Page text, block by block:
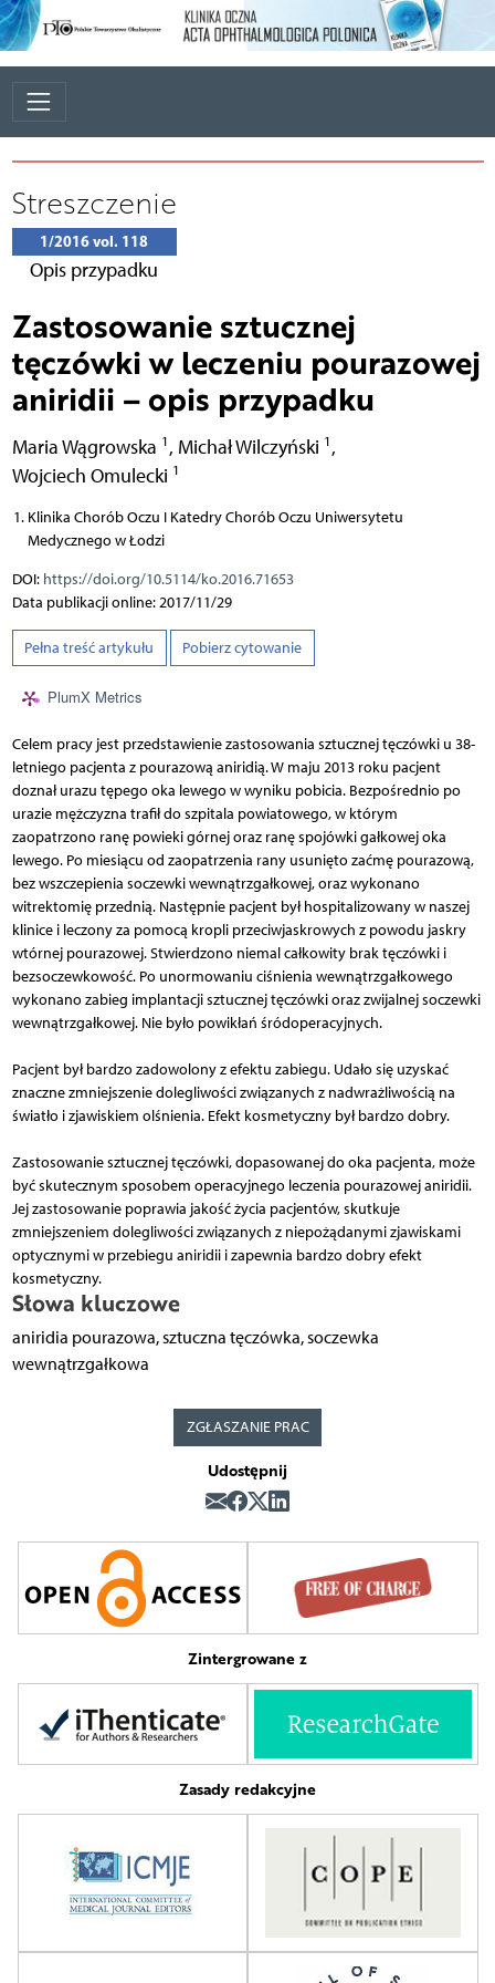
Streszczenie
1/2016 vol. 118
Opis przypadku
Zastosowanie sztucznej
tęczówki w leczeniu pourazowej
aniridii – opis przypadku
Maria Wągrowska 1 , Michał Wilczyński 1 ,
Wojciech Omulecki 1
Klinika Chorób Oczu I Katedry Chorób Oczu Uniwersytetu
Medycznego w Łodzi
DOI: https://doi.org/10.5114/ko.2016.71653
Data publikacji online: 2017/11/29
Pełna treść artykułu Pobierz cytowanie
PlumX Metrics
Celem pracy jest przedstawienie zastosowania sztucznej tęczówki u 38-
letniego pacjenta z pourazową aniridią. W maju 2013 roku pacjent
doznał urazu tępego oka lewego w wyniku pobicia. Bezpośrednio po
urazie mężczyzna trafił do szpitala powiatowego, w którym
zaopatrzono ranę powieki górnej oraz ranę spojówki gałkowej oka
lewego. Po miesiącu od zaopatrzenia rany usunięto zaćmę pourazową,
bez wszczepienia soczewki wewnątrzgałkowej, oraz wykonano
witrektomię przednią. Następnie pacjent był hospitalizowany w naszej
klinice i leczony za pomocą kropli przeciwjaskrowych z powodu jaskry
wtórnej pourazowej. Stwierdzono niemal całkowity brak tęczówki i
bezsoczewkowość. Po unormowaniu ciśnienia wewnątrzgałkowego
wykonano zabieg implantacji sztucznej tęczówki oraz zwijalnej soczewki
wewnątrzgałkowej. Nie było powikłań śródoperacyjnych.
Pacjent był bardzo zadowolony z efektu zabiegu. Udało się uzyskać
znaczne zmniejszenie dolegliwości związanych z nadwrażliwością na
światło i zjawiskiem olśnienia. Efekt kosmetyczny był bardzo dobry.
Zastosowanie sztucznej tęczówki, dopasowanej do oka pacjenta, może
być skutecznym sposobem operacyjnego leczenia pourazowej aniridii.
Jej zastosowanie poprawia jakość życia pacjentów, skutkuje
zmniejszeniem dolegliwości związanych z niepożądanymi zjawiskami
optycznymi w przebiegu aniridii i zapewnia bardzo dobry efekt
kosmetyczny.
Słowa kluczowe
aniridia pourazowa, sztuczna tęczówka, soczewka
wewnątrzgałkowa
ZGŁASZANIE PRAC
Udostępnij
Zintergrowane z
Zasady redakcyjne